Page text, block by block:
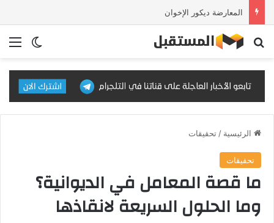
المعارضة ديكور الإخوان
الوضع بحث عن
الرئيسية / تحقيقات
تحقيقات
ما قصة المعامل في الديوانية؟
وما الحلول السريعة لانقاذها